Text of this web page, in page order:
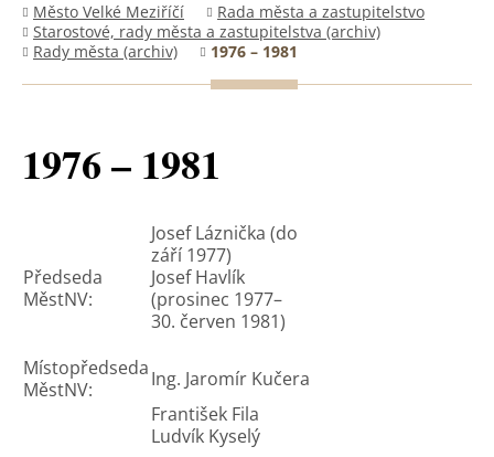
Město Velké Meziříčí
Rada města a zastupitelstvo
Starostové, rady města a zastupitelstva (archiv)
Rady města (archiv)
1976 – 1981
1976 – 1981
Předseda
MěstNV:
Josef Láznička (do
září 1977)
Josef Havlík
(prosinec 1977–
30. červen 1981)
Místopředseda
MěstNV:
Ing. Jaromír Kučera
František Fila
Ludvík Kyselý